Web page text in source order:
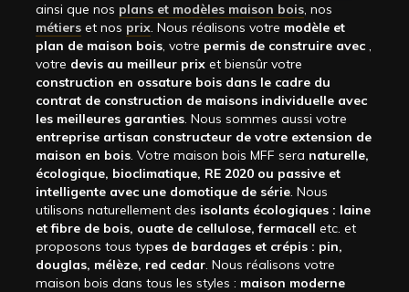
ainsi que nos plans et modèles maison bois, nos
métiers et nos prix. Nous réalisons votre modèle et
plan de maison bois, votre permis de construire avec ,
votre devis au meilleur prix et biensûr votre
construction en ossature bois dans le cadre du
contrat de construction de maisons individuelle avec
les meilleures garanties. Nous sommes aussi votre
entreprise artisan constructeur de votre extension de
maison en bois. Votre maison bois MFF sera naturelle,
écologique, bioclimatique, RE 2020 ou passive et
intelligente avec une domotique de série. Nous
utilisons naturellement des isolants écologiques : laine
et fibre de bois, ouate de cellulose, fermacell etc. et
proposons tous types de bardages et crépis : pin,
douglas, mélèze, red cedar. Nous réalisons votre
maison bois dans tous les styles : maison moderne